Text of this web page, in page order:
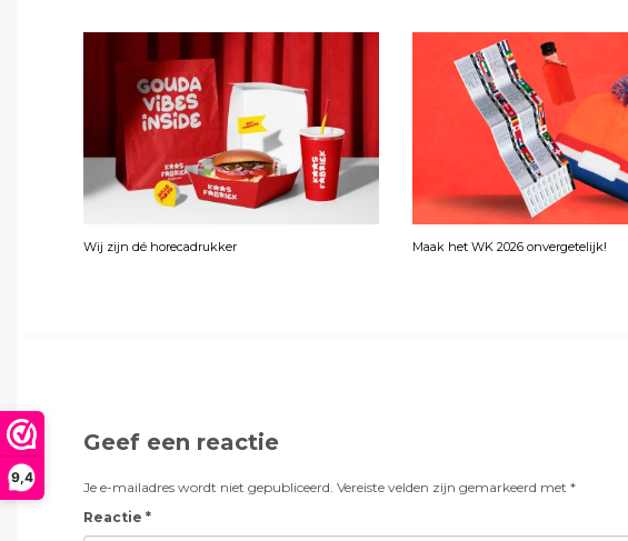
9,4
Wij zijn dé horecadrukker Maak het WK 2026 onvergetelijk!
Geef een reactie
Je e-mailadres wordt niet gepubliceerd. Vereiste velden zijn gemarkeerd met *
Reactie *